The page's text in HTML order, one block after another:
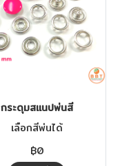
กระดุมสแนปพ่นสี
เลือกสีพ่นได้
฿0